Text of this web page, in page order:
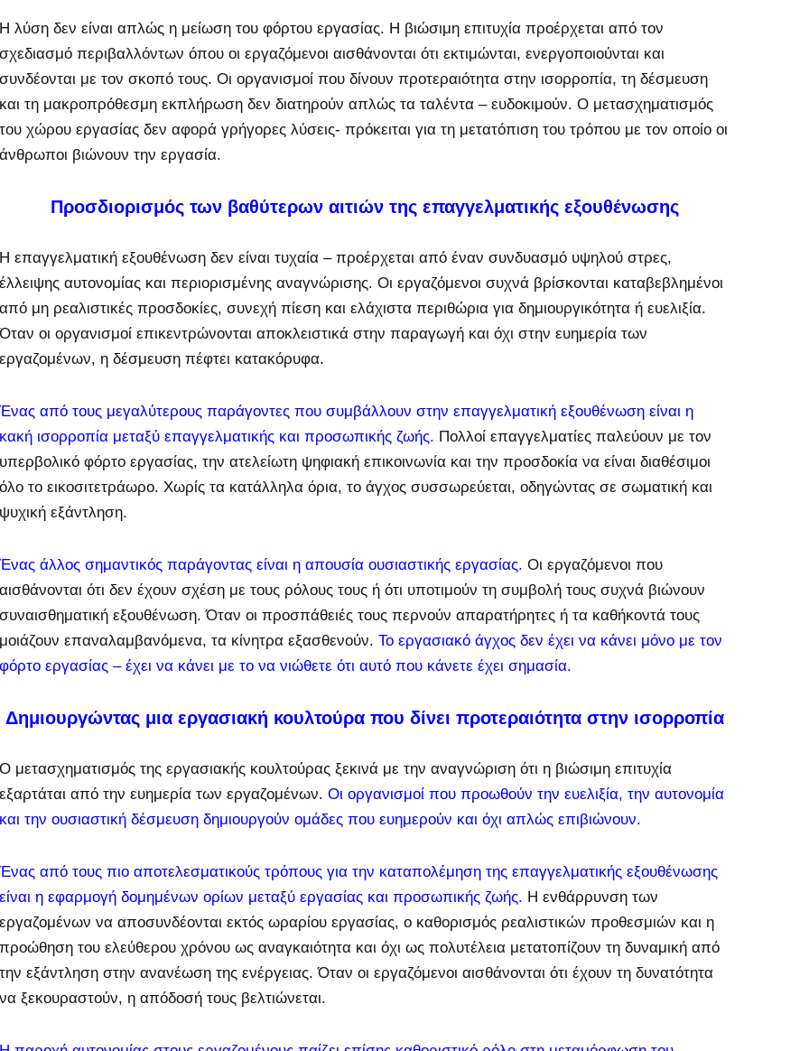
Η λύση δεν είναι απλώς η μείωση του φόρτου εργασίας. Η βιώσιμη επιτυχία προέρχεται από τον
σχεδιασμό περιβαλλόντων όπου οι εργαζόμενοι αισθάνονται ότι εκτιμώνται, ενεργοποιούνται και
συνδέονται με τον σκοπό τους. Οι οργανισμοί που δίνουν προτεραιότητα στην ισορροπία, τη δέσμευση
και τη μακροπρόθεσμη εκπλήρωση δεν διατηρούν απλώς τα ταλέντα – ευδοκιμούν. Ο μετασχηματισμός
του χώρου εργασίας δεν αφορά γρήγορες λύσεις- πρόκειται για τη μετατόπιση του τρόπου με τον οποίο οι
άνθρωποι βιώνουν την εργασία.
Προσδιορισμός των βαθύτερων αιτιών της επαγγελματικής εξουθένωσης
Η επαγγελματική εξουθένωση δεν είναι τυχαία – προέρχεται από έναν συνδυασμό υψηλού στρες,
έλλειψης αυτονομίας και περιορισμένης αναγνώρισης. Οι εργαζόμενοι συχνά βρίσκονται καταβεβλημένοι
από μη ρεαλιστικές προσδοκίες, συνεχή πίεση και ελάχιστα περιθώρια για δημιουργικότητα ή ευελιξία.
Όταν οι οργανισμοί επικεντρώνονται αποκλειστικά στην παραγωγή και όχι στην ευημερία των
εργαζομένων, η δέσμευση πέφτει κατακόρυφα.
Ένας από τους μεγαλύτερους παράγοντες που συμβάλλουν στην επαγγελματική εξουθένωση είναι η
κακή ισορροπία μεταξύ επαγγελματικής και προσωπικής ζωής. Πολλοί επαγγελματίες παλεύουν με τον
υπερβολικό φόρτο εργασίας, την ατελείωτη ψηφιακή επικοινωνία και την προσδοκία να είναι διαθέσιμοι
όλο το εικοσιτετράωρο. Χωρίς τα κατάλληλα όρια, το άγχος συσσωρεύεται, οδηγώντας σε σωματική και
ψυχική εξάντληση.
Ένας άλλος σημαντικός παράγοντας είναι η απουσία ουσιαστικής εργασίας. Οι εργαζόμενοι που
αισθάνονται ότι δεν έχουν σχέση με τους ρόλους τους ή ότι υποτιμούν τη συμβολή τους συχνά βιώνουν
συναισθηματική εξουθένωση. Όταν οι προσπάθειές τους περνούν απαρατήρητες ή τα καθήκοντά τους
μοιάζουν επαναλαμβανόμενα, τα κίνητρα εξασθενούν. Το εργασιακό άγχος δεν έχει να κάνει μόνο με τον
φόρτο εργασίας – έχει να κάνει με το να νιώθετε ότι αυτό που κάνετε έχει σημασία.
Δημιουργώντας μια εργασιακή κουλτούρα που δίνει προτεραιότητα στην ισορροπία
Ο μετασχηματισμός της εργασιακής κουλτούρας ξεκινά με την αναγνώριση ότι η βιώσιμη επιτυχία
εξαρτάται από την ευημερία των εργαζομένων. Οι οργανισμοί που προωθούν την ευελιξία, την αυτονομία
και την ουσιαστική δέσμευση δημιουργούν ομάδες που ευημερούν και όχι απλώς επιβιώνουν.
Ένας από τους πιο αποτελεσματικούς τρόπους για την καταπολέμηση της επαγγελματικής εξουθένωσης
είναι η εφαρμογή δομημένων ορίων μεταξύ εργασίας και προσωπικής ζωής. Η ενθάρρυνση των
εργαζομένων να αποσυνδέονται εκτός ωραρίου εργασίας, ο καθορισμός ρεαλιστικών προθεσμιών και η
προώθηση του ελεύθερου χρόνου ως αναγκαιότητα και όχι ως πολυτέλεια μετατοπίζουν τη δυναμική από
την εξάντληση στην ανανέωση της ενέργειας. Όταν οι εργαζόμενοι αισθάνονται ότι έχουν τη δυνατότητα
να ξεκουραστούν, η απόδοσή τους βελτιώνεται.